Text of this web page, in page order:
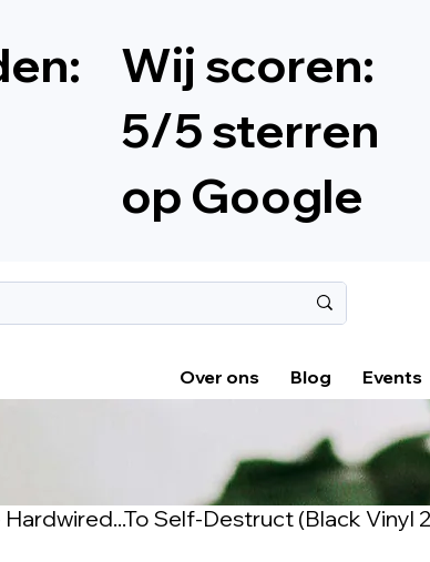
Wij scoren:
5/5 sterren
op Google
Over ons Blog Events
Hardwired...To Self-Destruct (Black Vinyl